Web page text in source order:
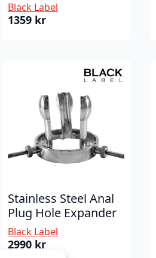
Black Label
1359 kr
Stainless Steel Anal
Plug Hole Expander
Black Label
2990 kr